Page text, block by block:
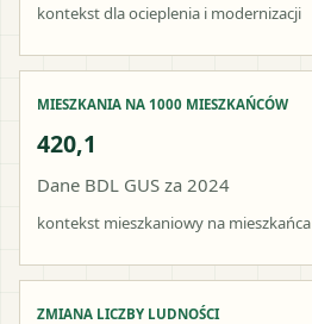
kontekst dla ocieplenia i modernizacji
MIESZKANIA NA 1000 MIESZKAŃCÓW
420,1
Dane BDL GUS za 2024
kontekst mieszkaniowy na mieszkańca
ZMIANA LICZBY LUDNOŚCI